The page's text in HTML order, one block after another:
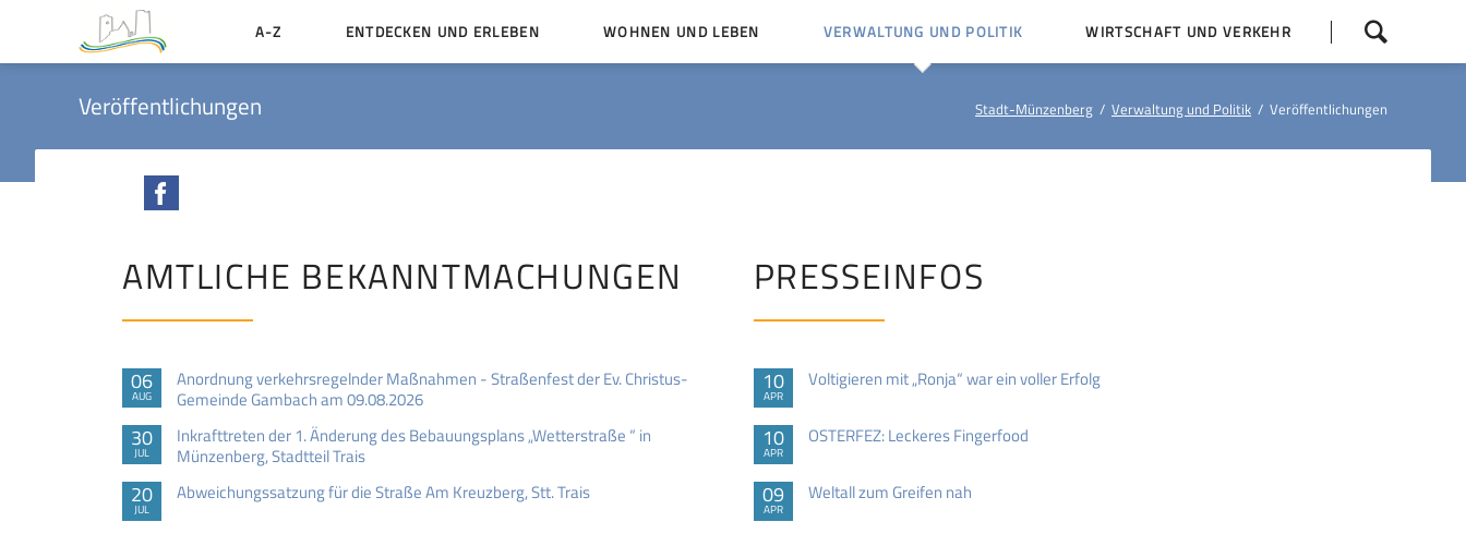
überspringen
A-Z ENTDECKEN UND ERLEBEN WOHNEN UND LEBEN VERWALTUNG UND POLITIK
Politische Gremien
WIRTSCHAFT UND VERKEHR
Veröffentlichungen Stadt-Münzenberg Verwaltung und Politik Veröffentlichungen
AMTLICHE BEKANNTMACHUNGEN
06
AUG
Anordnung verkehrsregelnder Maßnahmen - Straßenfest der Ev. Christus-
Gemeinde Gambach am 09.08.2026
30
JUL
Inkrafttreten der 1. Änderung des Bebauungsplans „Wetterstraße “ in
Münzenberg, Stadtteil Trais
20
JUL
Abweichungssatzung für die Straße Am Kreuzberg, Stt. Trais
PRESSEINFOS
10
APR
Voltigieren mit „Ronja“ war ein voller Erfolg
10
APR
OSTERFEZ: Leckeres Fingerfood
09
APR
Weltall zum Greifen nah